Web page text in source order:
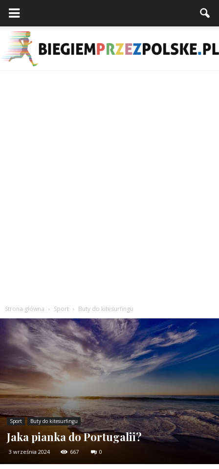
Strona główna Sport Buty do kitesurfingu
Sport Buty do kitesurfingu
Jaka pianka do Portugalii?
3 września 2024 667 0